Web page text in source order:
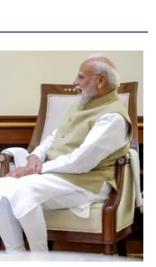
के
भारी
बारिश
के
बीच
हाउसबोट
से
लिया
बैकवॉटर